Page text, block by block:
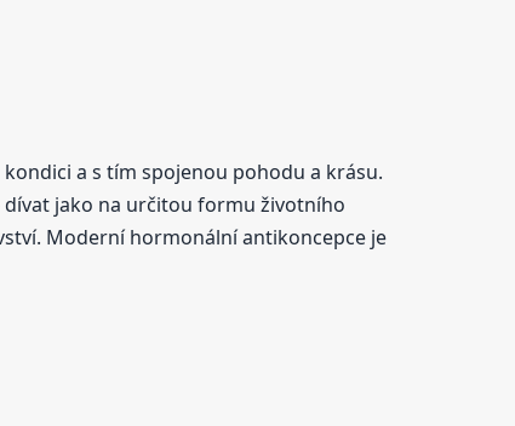
a s tím spojenou pohodu a krásu.
jako na určitou formu životního
Moderní hormonální antikoncepce je